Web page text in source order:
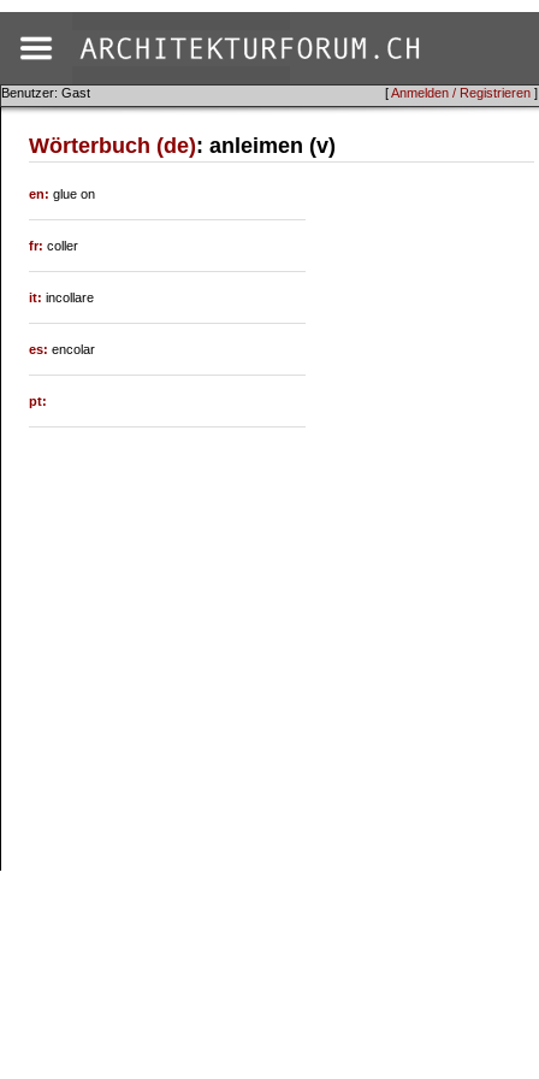
[Anmelden / Registrieren ]
Benutzer: Gast
Wörterbuch (de): anleimen (v)
en:glue on
fr:coller
it:incollare
es:encolar
pt: